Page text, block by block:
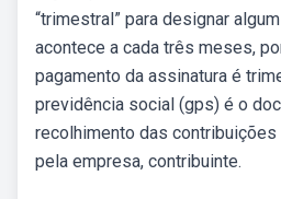
“trimestral” para designar
acontece a cada três meses,
pagamento da assinatura é
previdência social (gps) é o
recolhimento das
pela empresa, contribuinte.